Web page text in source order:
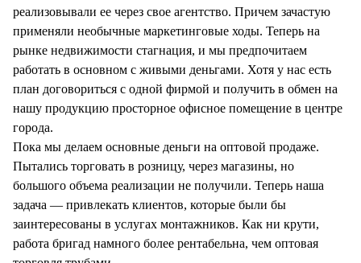
реализовывали ее через свое агентство. Причем зачастую
применяли необычные маркетинговые ходы. Теперь на
рынке недвижимости стагнация, и мы предпочитаем
работать в основном с живыми деньгами. Хотя у нас есть
план договориться с одной фирмой и получить в обмен на
нашу продукцию просторное офисное помещение в центре
города.
Пока мы делаем основные деньги на оптовой продаже.
Пытались торговать в розницу, через магазины, но
большого объема реализации не получили. Теперь наша
задача — привлекать клиентов, которые были бы
заинтересованы в услугах монтажников. Как ни крути,
работа бригад намного более рентабельна, чем оптовая